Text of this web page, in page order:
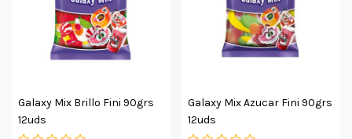
Galaxy Mix Brillo Fini 90grs
12uds
Galaxy Mix Azucar Fini 90grs
12uds